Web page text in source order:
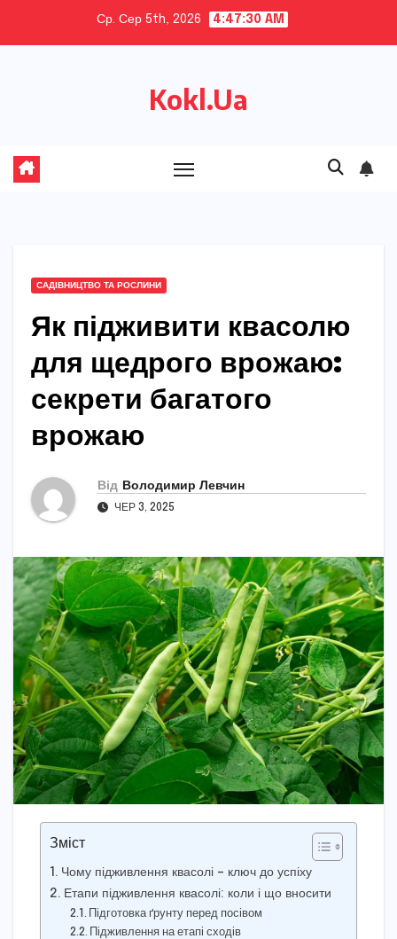
Ср. Сер 5th, 2026 4:47:31 AM
Kokl.Ua
САДІВНИЦТВО ТА РОСЛИНИ
Як підживити квасолю
для щедрого врожаю:
секрети багатого
врожаю
Від Володимир Левчин
ЧЕР 3, 2025
Зміст
Чому підживлення квасолі – ключ до успіху
Етапи підживлення квасолі: коли і що вносити
Підготовка ґрунту перед посівом
Підживлення на етапі сходів